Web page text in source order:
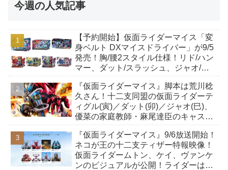
今週の人気記事
【予約開始】仮面ライダーマイス「変
身ベルト DXマイスドライバー」が9/5
発売！胸/腰2スタイル仕様！リド/ハン
マー、ダット/スラッシュ、ジャオ/バ
も！
『仮面ライダーマイス』脚本は荒川稔
久さん！十二支同盟の仮面ライダーテ
ィグル(寅)／ダット(卯)／ジャオ(巳)、
優菜の家庭教師・麻尾達臣のキャスト
んも変身！
『仮面ライダーマイス』9/6放送開始！
ネコが王の十二支ティザー特報映像！
仮面ライダームトン、ケイ、ヴァンケ
ンのビジュアルが公開！ライダーは子